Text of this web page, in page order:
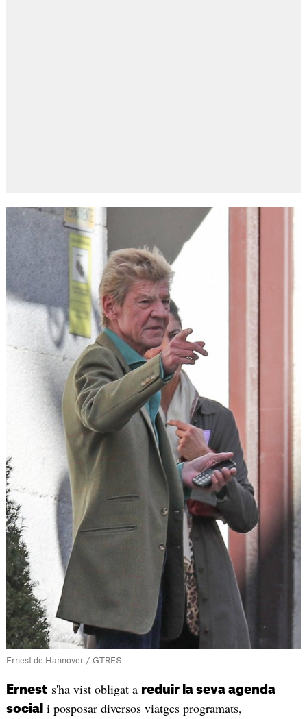
Ernest de Hannover / GTRES
Ernests'ha vist obligat a reduir la seva agenda
social i posposar diversos viatges programats,